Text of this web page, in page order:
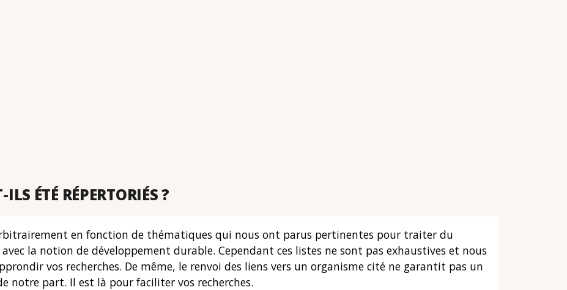
ÉTÉ RÉPERTORIÉS ?
en fonction de thématiques qui nous ont parus pertinentes pour traiter du
la notion de développement durable. Cependant ces listes ne sont pas exhaustives et nous
vos recherches. De même, le renvoi des liens vers un organisme cité ne garantit pas un
notre part. Il est là pour faciliter vos recherches.